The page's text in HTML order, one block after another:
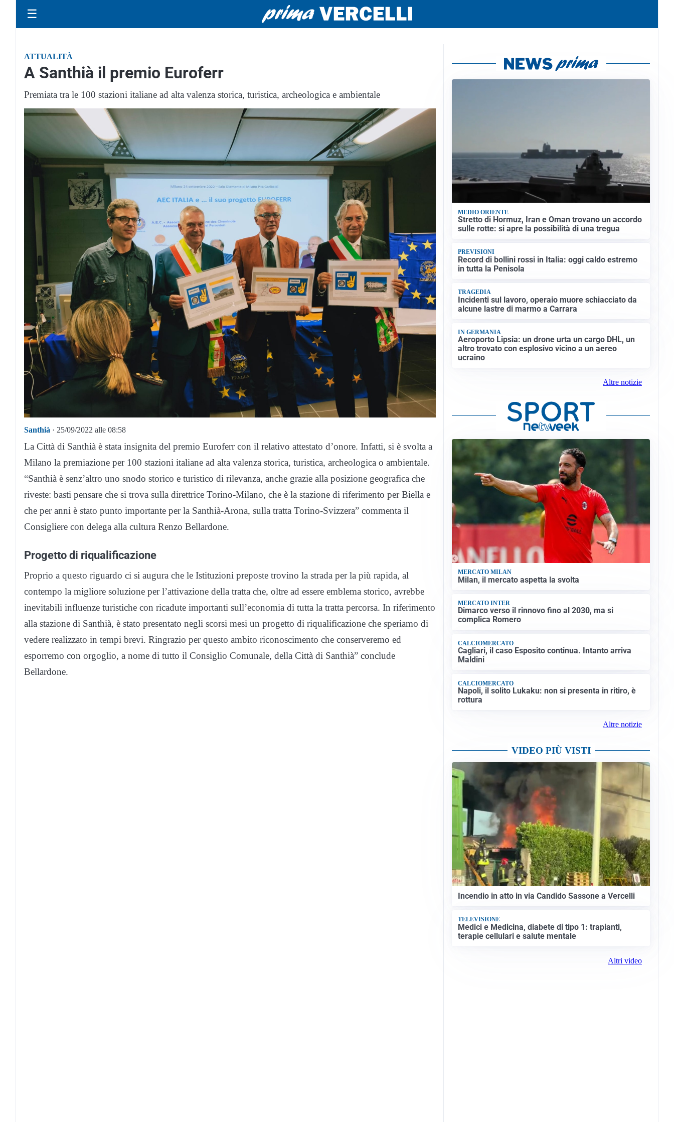
☰
ATTUALITÀ
A Santhià il premio Euroferr
Premiata tra le 100 stazioni italiane ad alta valenza storica, turistica, archeologica e ambientale
Santhià · 25/09/2022 alle 08:58
La Città di Santhià è stata insignita del premio Euroferr con il relativo attestato d’onore. Infatti, si è svolta a
Milano la premiazione per 100 stazioni italiane ad alta valenza storica, turistica, archeologica o ambientale.
“Santhià è senz’altro uno snodo storico e turistico di rilevanza, anche grazie alla posizione geografica che
riveste: basti pensare che si trova sulla direttrice Torino-Milano, che è la stazione di riferimento per Biella e
che per anni è stato punto importante per la Santhià-Arona, sulla tratta Torino-Svizzera” commenta il
Consigliere con delega alla cultura Renzo Bellardone.
Progetto di riqualificazione
Proprio a questo riguardo ci si augura che le Istituzioni preposte trovino la strada per la più rapida, al
contempo la migliore soluzione per l’attivazione della tratta che, oltre ad essere emblema storico, avrebbe
inevitabili influenze turistiche con ricadute importanti sull’economia di tutta la tratta percorsa. In riferimento
alla stazione di Santhià, è stato presentato negli scorsi mesi un progetto di riqualificazione che speriamo di
vedere realizzato in tempi brevi. Ringrazio per questo ambito riconoscimento che conserveremo ed
esporremo con orgoglio, a nome di tutto il Consiglio Comunale, della Città di Santhià” conclude
Bellardone.
MEDIO ORIENTE
Stretto di Hormuz, Iran e Oman trovano un accordo
sulle rotte: si apre la possibilità di una tregua
PREVISIONI
Record di bollini rossi in Italia: oggi caldo estremo
in tutta la Penisola
TRAGEDIA
Incidenti sul lavoro, operaio muore schiacciato da
alcune lastre di marmo a Carrara
IN GERMANIA
Aeroporto Lipsia: un drone urta un cargo DHL, un
altro trovato con esplosivo vicino a un aereo
ucraino
Altre notizie
MERCATO MILAN
Milan, il mercato aspetta la svolta
MERCATO INTER
Dimarco verso il rinnovo fino al 2030, ma si
complica Romero
CALCIOMERCATO
Cagliari, il caso Esposito continua. Intanto arriva
Maldini
CALCIOMERCATO
Napoli, il solito Lukaku: non si presenta in ritiro, è
rottura
Altre notizie
VIDEO PIÙ VISTI
Incendio in atto in via Candido Sassone a Vercelli
TELEVISIONE
Medici e Medicina, diabete di tipo 1: trapianti,
terapie cellulari e salute mentale
Altri video